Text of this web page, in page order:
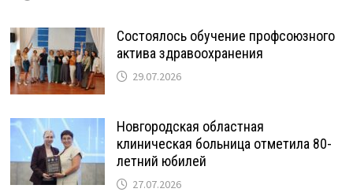
Состоялось обучение профсоюзного
актива здравоохранения
29.07.2026
Новгородская областная
клиническая больница отметила 80-
летний юбилей
27.07.2026